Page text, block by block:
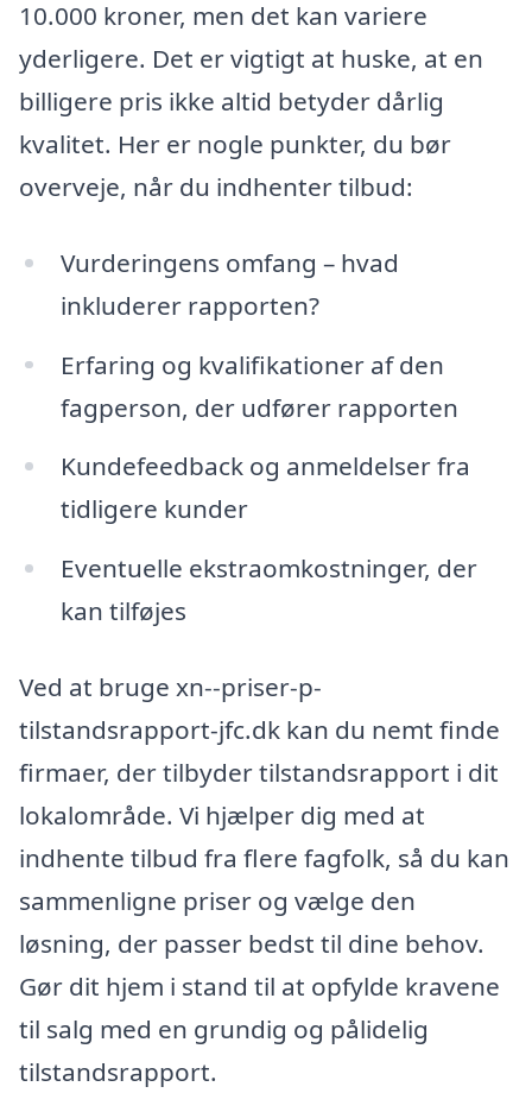
10.000 kroner, men det kan variere
yderligere. Det er vigtigt at huske, at en
billigere pris ikke altid betyder dårlig
kvalitet. Her er nogle punkter, du bør
overveje, når du indhenter tilbud:
Vurderingens omfang – hvad
inkluderer rapporten?
Erfaring og kvalifikationer af den
fagperson, der udfører rapporten
Kundefeedback og anmeldelser fra
tidligere kunder
Eventuelle ekstraomkostninger, der
kan tilføjes
Ved at bruge xn--priser-p-
tilstandsrapport-jfc.dk kan du nemt finde
firmaer, der tilbyder tilstandsrapport i dit
lokalområde. Vi hjælper dig med at
indhente tilbud fra flere fagfolk, så du kan
sammenligne priser og vælge den
løsning, der passer bedst til dine behov.
Gør dit hjem i stand til at opfylde kravene
til salg med en grundig og pålidelig
tilstandsrapport.